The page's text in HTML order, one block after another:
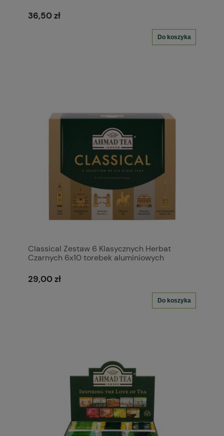
36,50 zł
Do koszyka
Classical Zestaw 6 Klasycznych Herbat
Czarnych 6x10 torebek aluminiowych
29,00 zł
Do koszyka